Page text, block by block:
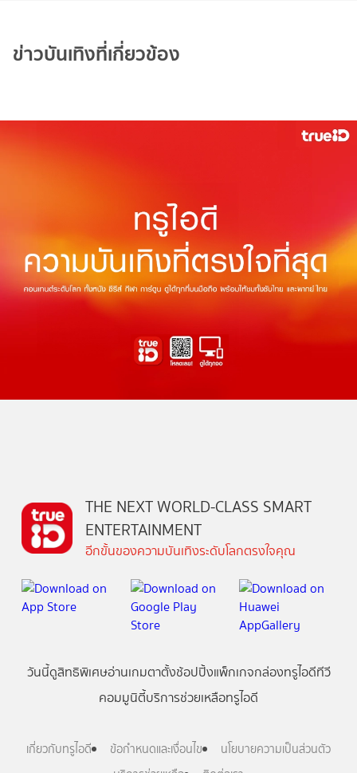
ข่าวบันเทิงที่เกี่ยวข้อง
THE NEXT WORLD-CLASS SMART
ENTERTAINMENT
อีกขั้นของความบันเทิงระดับโลกตรงใจคุณ
วันนี้ดูสิทธิพิเศษอ่านเกมตาตั้งช้อปปิ้งแพ็กเกจกล่องทรูไอดีทีวี
คอมมูนิตี้บริการช่วยเหลือทรูไอดี
เกี่ยวกับทรูไอดี ข้อกำหนดและเงื่อนไข
นโยบายความเป็นส่วนตัว